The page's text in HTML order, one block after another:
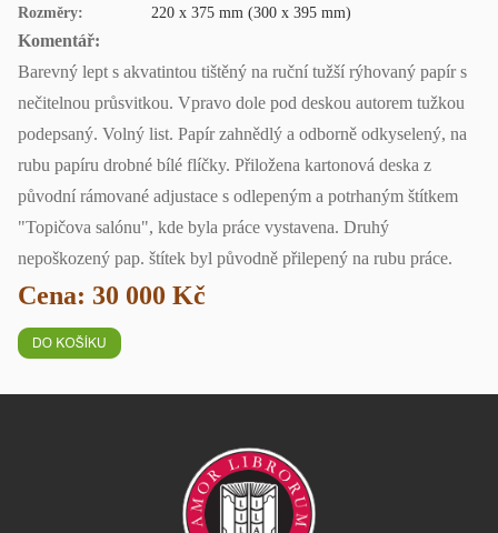
Rozměry:
220 x 375 mm (300 x 395 mm)
Komentář:
Barevný lept s akvatintou tištěný na ruční tužší rýhovaný papír s
nečitelnou průsvitkou. Vpravo dole pod deskou autorem tužkou
podepsaný. Volný list. Papír zahnědlý a odborně odkyselený, na
rubu papíru drobné bílé flíčky. Přiložena kartonová deska z
původní rámované adjustace s odlepeným a potrhaným štítkem
"Topičova salónu", kde byla práce vystavena. Druhý
nepoškozený pap. štítek byl původně přilepený na rubu práce.
Cena: 30 000 Kč